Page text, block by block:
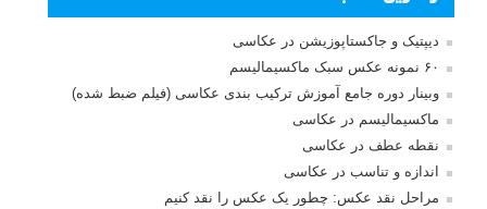
دیپتیک و جاکستا‌پوزیشن در عکاسی
۶۰ نمونه عکس سبک ماکسیمالیسم
وبینار دوره جامع آموزش ترکیب بندی عکاسی (فیلم ضبط شده)
ماکسیمالیسم در عکاسی
نقطه عطف در عکاسی
اندازه و تناسب در عکاسی
مراحل نقد عکس: چطور یک عکس را نقد کنیم